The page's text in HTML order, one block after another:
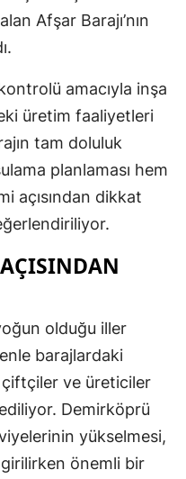
Afşar Barajı’nın
amacıyla inşa
üretim faaliyetleri
tam doluluk
planlaması hem
açısından dikkat
olduğu iller
barajlardaki
çiftçiler ve üreticiler
Demirköprü
yükselmesi,
önemli bir